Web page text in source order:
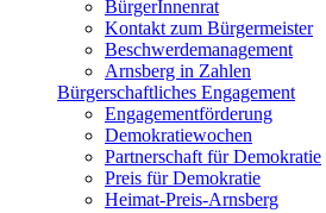
BürgerInnenrat
Kontakt zum Bürgermeister
Beschwerdemanagement
Arnsberg in Zahlen
Bürgerschaftliches Engagement
Engagementförderung
Demokratiewochen
Partnerschaft für Demokratie
Preis für Demokratie
Heimat-Preis-Arnsberg